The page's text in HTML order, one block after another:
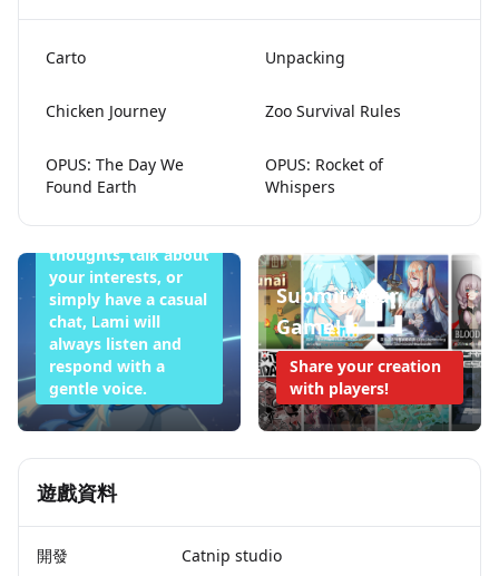
Carto Unpacking
Chicken Journey Zoo Survival Rules
OPUS: The Day We
Found Earth
OPUS: Rocket of
Whispers
Lami Doesn't
Tonight
to share your
thoughts, talk about
your interests, or
simply have a casual
chat, Lami will
always listen and
respond with a
gentle voice.
Submit Your
Game!
Share your creation
with players!
遊戲資料
開發
Catnip studio